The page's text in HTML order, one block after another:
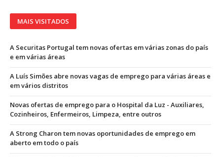
MAIS VISITADOS
A Securitas Portugal tem novas ofertas em várias zonas do país
e em várias áreas
A Luís Simões abre novas vagas de emprego para várias áreas e
em vários distritos
Novas ofertas de emprego para o Hospital da Luz - Auxiliares,
Cozinheiros, Enfermeiros, Limpeza, entre outros
A Strong Charon tem novas oportunidades de emprego em
aberto em todo o país